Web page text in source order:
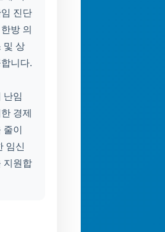
진단
방 의
및 상
니다.
난임
경제
이
임신
지원합